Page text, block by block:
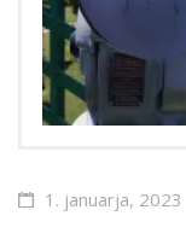
1. januarja, 2023